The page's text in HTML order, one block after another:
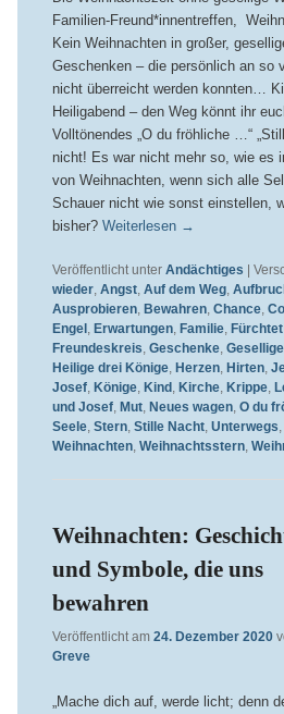
Familien-Freund*innentreffen,
Kein Weihnachten in großer,
Geschenken – die persönlich an so
nicht überreicht werden konnten…
Heiligabend – den Weg könnt ihr
Volltönendes „O du fröhliche …“
nicht! Es war nicht mehr so, wie es
von Weihnachten, wenn sich alle
Schauer nicht wie sonst einstellen,
bisher? Weiterlesen →
Veröffentlicht unter Andächtiges |
wieder, Angst, Auf dem Weg,
Ausprobieren, Bewahren, Chance,
Engel, Erwartungen, Familie,
Freundeskreis, Geschenke,
Heilige drei Könige, Herzen, Hirten,
Josef, Könige, Kind, Kirche, Krippe,
und Josef, Mut, Neues wagen, O du
Seele, Stern, Stille Nacht, Unterwegs,
Weihnachten, Weihnachtsstern,
Weihnachten:
und Symbole, die uns
bewahren
Veröffentlicht am 24. Dezember 2020
Greve
„Mache dich auf, werde licht; denn